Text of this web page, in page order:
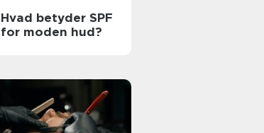
Hvad betyder SPF
for moden hud?